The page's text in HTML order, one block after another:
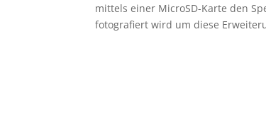
mittels einer MicroSD-Karte den
fotografiert wird um diese